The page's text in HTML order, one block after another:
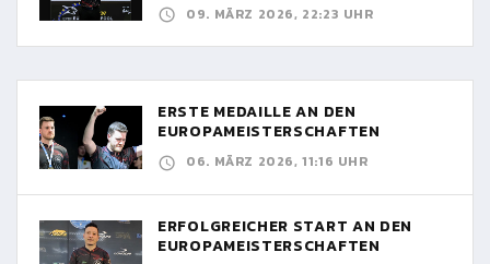
09. MÄRZ 2026, 22:23 UHR
ERSTE MEDAILLE AN DEN
EUROPAMEISTERSCHAFTEN
06. MÄRZ 2026, 11:16 UHR
ERFOLGREICHER START AN DEN
EUROPAMEISTERSCHAFTEN